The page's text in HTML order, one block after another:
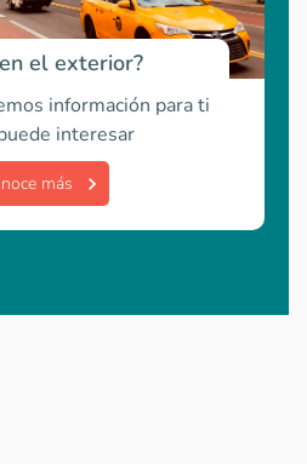
el exterior?
información para ti
interesar
más